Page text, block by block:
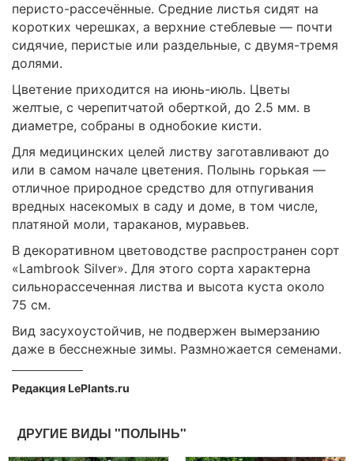
перисто-рассечённые. Средние листья сидят на
коротких черешках, а верхние стеблевые — почти
сидячие, перистые или раздельные, с двумя-тремя
долями.
Цветение приходится на июнь-июль. Цветы
желтые, с черепитчатой оберткой, до 2.5 мм. в
диаметре, собраны в однобокие кисти.
Для медицинских целей листву заготавливают до
или в самом начале цветения. Полынь горькая —
отличное природное средство для отпугивания
вредных насекомых в саду и доме, в том числе,
платяной моли, тараканов, муравьев.
В декоративном цветоводстве распространен сорт
«Lambrook Silver». Для этого сорта характерна
сильнорассеченная листва и высота куста около
75 см.
Вид засухоустойчив, не подвержен вымерзанию
даже в бесснежные зимы. Размножается семенами.
Редакция LePlants.ru
ДРУГИЕ ВИДЫ "ПОЛЫНЬ"